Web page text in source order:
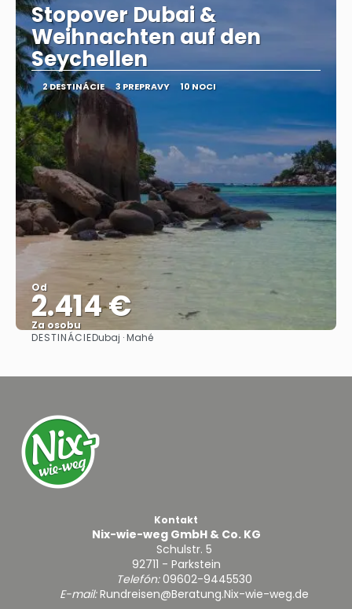
Stopover Dubai &
Weihnachten auf den
Seychellen
2 DESTINÁCIE 3 PREPRAVY 10 NOCI
Od
2.414 €
Za osobu
Pozrieť sa
DESTINÁCIEDubaj · Mahé
Kontakt
Nix-wie-weg GmbH & Co. KG
Schulstr. 5
92711 - Parkstein
Telefón:09602-9445530
E-mail:Rundreisen@Beratung.Nix-wie-weg.de